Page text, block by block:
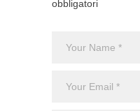
obbligatori